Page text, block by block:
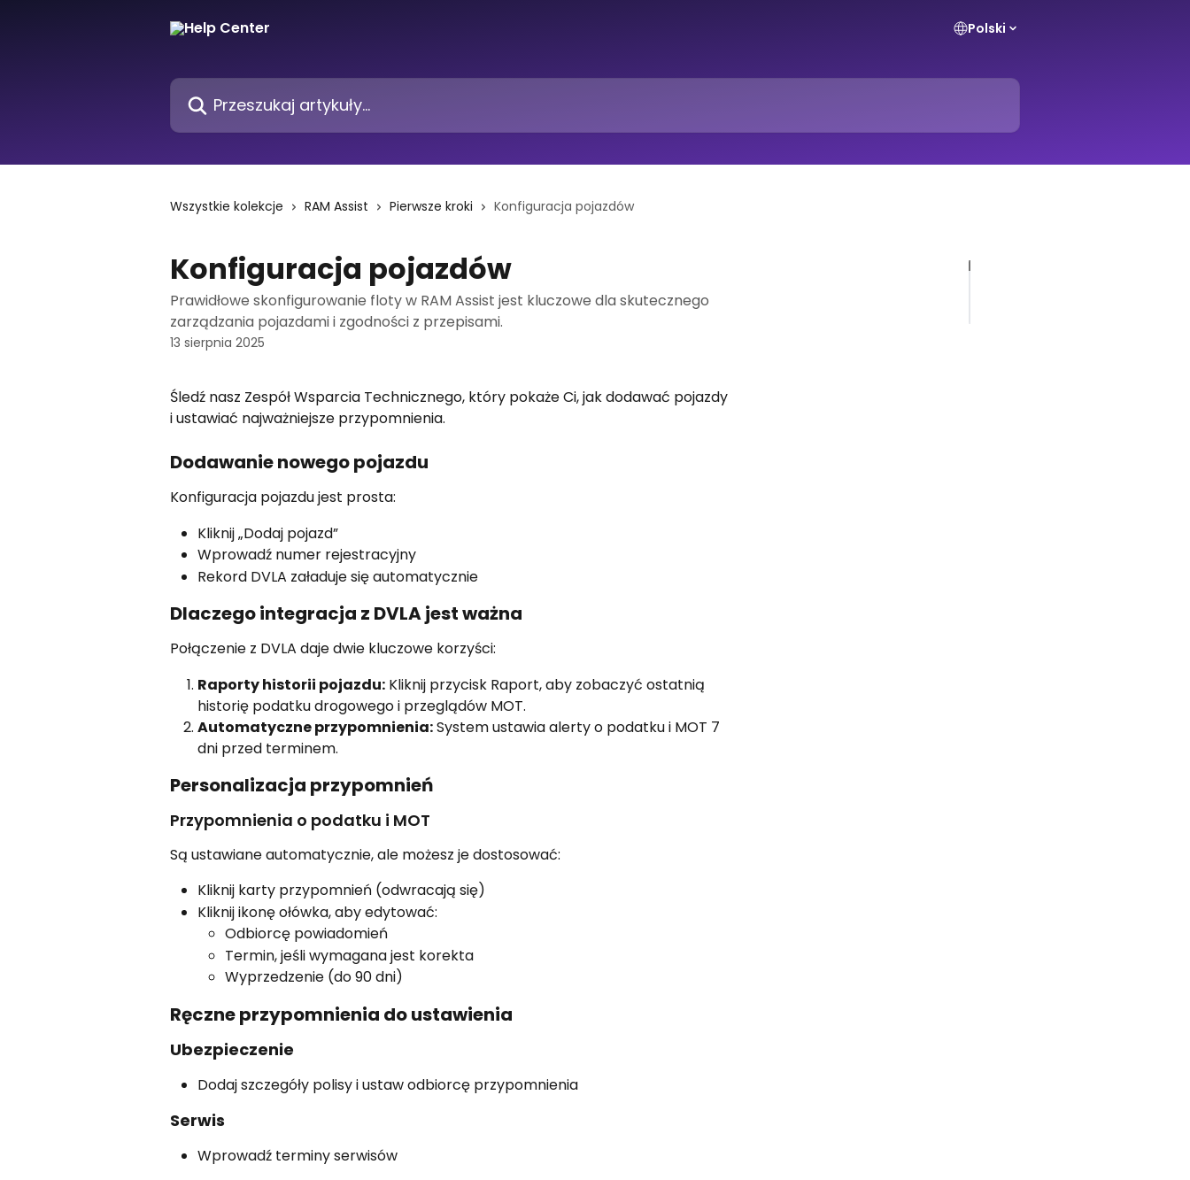
Polski
Przeszukaj artykuły...
Wszystkie kolekcje RAM Assist Pierwsze kroki Konfiguracja pojazdów
Konfiguracja pojazdów
Prawidłowe skonfigurowanie floty w RAM Assist jest kluczowe dla skutecznego
zarządzania pojazdami i zgodności z przepisami.
13 sierpnia 2025
Śledź nasz Zespół Wsparcia Technicznego, który pokaże Ci, jak dodawać pojazdy
i ustawiać najważniejsze przypomnienia.
Dodawanie nowego pojazdu
Konfiguracja pojazdu jest prosta:
Kliknij „Dodaj pojazd”
Wprowadź numer rejestracyjny
Rekord DVLA załaduje się automatycznie
Dlaczego integracja z DVLA jest ważna
Połączenie z DVLA daje dwie kluczowe korzyści:
Raporty historii pojazdu: Kliknij przycisk Raport, aby zobaczyć ostatnią
historię podatku drogowego i przeglądów MOT.
Automatyczne przypomnienia: System ustawia alerty o podatku i MOT 7
dni przed terminem.
Personalizacja przypomnień
Przypomnienia o podatku i MOT
Są ustawiane automatycznie, ale możesz je dostosować:
Kliknij karty przypomnień (odwracają się)
Kliknij ikonę ołówka, aby edytować:
Odbiorcę powiadomień
Termin, jeśli wymagana jest korekta
Wyprzedzenie (do 90 dni)
Ręczne przypomnienia do ustawienia
Ubezpieczenie
Dodaj szczegóły polisy i ustaw odbiorcę przypomnienia
Serwis
Wprowadź terminy serwisów